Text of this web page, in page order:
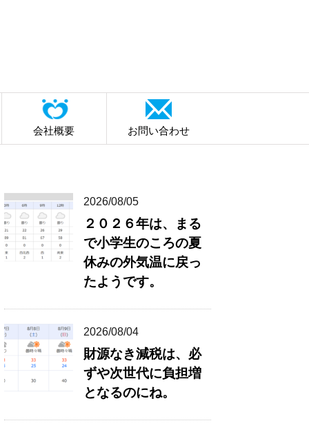
会社概要 お問い合わせ
2026/08/05
２０２６年は、まる
で小学生のころの夏
休みの外気温に戻っ
たようです。
2026/08/04
財源なき減税は、必
ずや次世代に負担増
となるのにね。